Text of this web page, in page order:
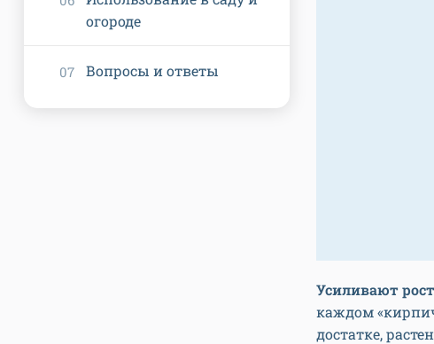
Усиливают
каждом
достатке,
огороде
Вопросы и ответы